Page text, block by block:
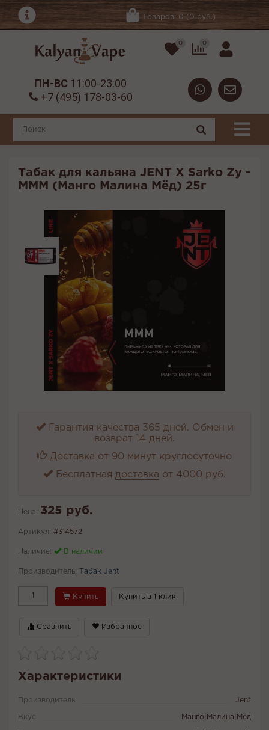
Товаров: 0 (0 руб.)
0 0
ПН-ВС 11:00-23:00
+7 (495) 178-03-60
Табак для кальяна JENT X Sarko Zy -
MMM (Манго Малина Мёд) 25г
Гарантия качества 365 дней. Обмен и
возврат 14 дней.
Доставка от 90 минут круглосуточно
Бесплатная доставка от 4000 руб.
Цена: 325 руб.
Артикул: #314572
Наличие: В наличии
Производитель: Табак Jent
Купить Купить в 1 клик
Сравнить Избранное
Характеристики
Производитель Jent
Вкус Манго|Малина|Мед